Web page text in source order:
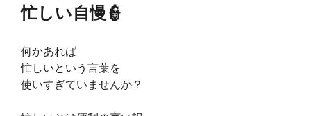
忙しい自慢👮
何かあれば
忙しいという言葉を
使いすぎていませんか？